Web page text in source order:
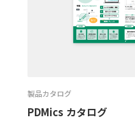
製品カタログ
PDMics カタログ